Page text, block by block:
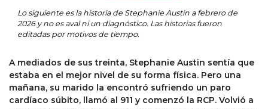
Lo siguiente es la historia de Stephanie Austin a febrero de
2026 y no es aval ni un diagnóstico. Las historias fueron
editadas por motivos de tiempo.
A mediados de sus treinta, Stephanie Austin sentía que
estaba en el mejor nivel de su forma física. Pero una
mañana, su marido la encontró sufriendo un paro
cardíaco súbito, llamó al 911 y comenzó la RCP. Volvió a